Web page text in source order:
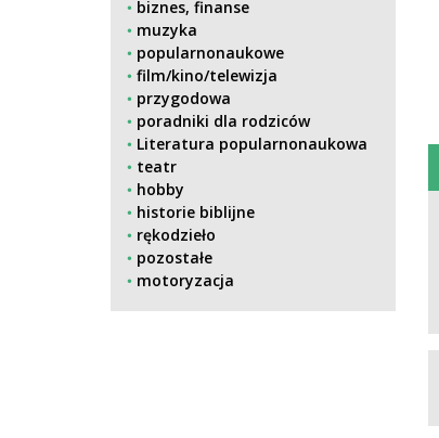
biznes, finanse
muzyka
popularnonaukowe
film/kino/telewizja
przygodowa
poradniki dla rodziców
Literatura popularnonaukowa
teatr
hobby
historie biblijne
rękodzieło
pozostałe
motoryzacja